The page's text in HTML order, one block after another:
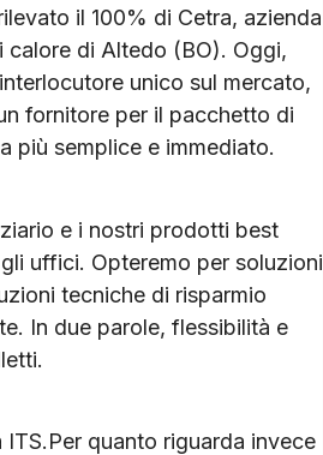
il 100% di Cetra, azienda
calore di Altedo (BO). Oggi,
unico sul mercato,
fornitore per il pacchetto di
più semplice e immediato.
e i nostri prodotti best
uffici. Opteremo per soluzioni
tecniche di risparmio
In due parole, flessibilità e
quanto riguarda invece